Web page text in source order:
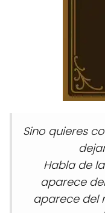
Sino quieres
Habla de la
aparece
aparece del